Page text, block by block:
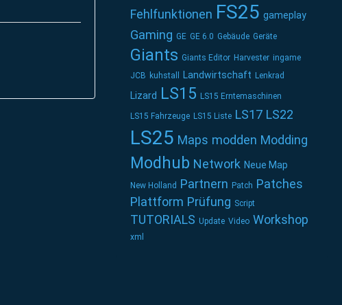
Fehlfunktionen FS25 gameplay
Gaming GE GE 6.0 Gebäude Geräte
Giants Giants Editor Harvester ingame
JCB kuhstall Landwirtschaft Lenkrad
Lizard LS15 LS15 Erntemaschinen
LS15 Fahrzeuge LS15 Liste LS17 LS22
LS25 Maps modden Modding
Modhub Network Neue Map
New Holland Partnern Patch Patches
Plattform Prüfung Script
TUTORIALS Update Video Workshop
xml